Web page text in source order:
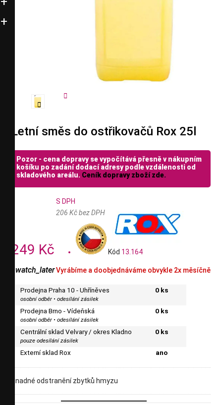


Letní směs do ostřikovačů Rox 25l
Pozor - cena dopravy se vypočítává přesně v nákupním
košíku po zadání dodací adresy podle vzdálenosti od
skladového areálu. Ceník dopravy zboží zde.
249 Kč
S DPH
206 Kč bez DPH
Kód 13.164
watch_laterVyrábíme a doobjednáváme obvykle 2x měsíčně
Prodejna Praha 10 - Uhříněves
osobní odběr • odesílání zásilek
0 ks
Prodejna Brno - Vídeňská
osobní odběr • odesílání zásilek
0 ks
Centrální sklad Velvary / okres Kladno
pouze odesílání zásilek
0 ks
Externí sklad Rox ano
snadné odstranění zbytků hmyzu